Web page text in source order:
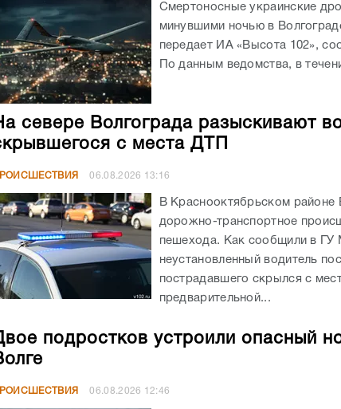
Смертоносные украинские
минувшими ночью в
передает ИА «Высота 102»,
По данным ведомства, в
севере Волгограда разыскивают
с места ДТП
06.08.2026 13:16
В Краснооктябрьском районе
дорожно-транспортное
пешехода. Как сообщили в ГУ
неустановленный водитель
пострадавшего скрылся с
предварительной...
подростков устроили опасный
06.08.2026 12:46